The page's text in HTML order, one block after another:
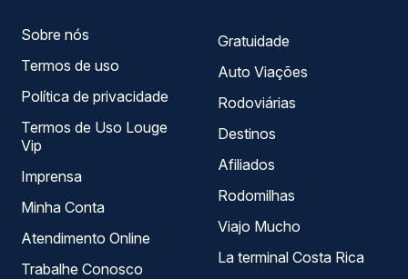
Sobre nós
Termos de uso
Política de privacidade
Termos de Uso Louge
Vip
Imprensa
Minha Conta
Atendimento Online
Trabalhe Conosco
Gratuidade
Auto Viações
Rodoviárias
Destinos
Afiliados
Rodomilhas
Viajo Mucho
La terminal Costa Rica